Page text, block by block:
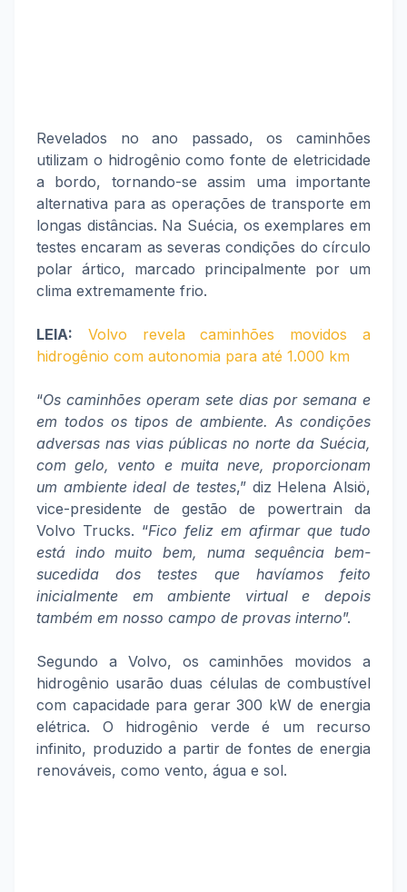
Revelados no ano passado, os caminhões
utilizam o hidrogênio como fonte de eletricidade
a bordo, tornando-se assim uma importante
alternativa para as operações de transporte em
longas distâncias. Na Suécia, os exemplares em
testes encaram as severas condições do círculo
polar ártico, marcado principalmente por um
clima extremamente frio.
LEIA:
Volvo revela caminhões movidos a
hidrogênio com autonomia para até 1.000 km
“Os caminhões operam sete dias por semana e
em todos os tipos de ambiente. As condições
adversas nas vias públicas no norte da Suécia,
com gelo, vento e muita neve, proporcionam
um ambiente ideal de testes,” diz Helena Alsiö,
vice-presidente de gestão de powertrain da
Volvo Trucks. “Fico feliz em afirmar que tudo
está indo muito bem, numa sequência bem-
sucedida dos testes que havíamos feito
inicialmente em ambiente virtual e depois
também em nosso campo de provas interno”.
Segundo a Volvo, os caminhões movidos a
hidrogênio usarão duas células de combustível
com capacidade para gerar 300 kW de energia
elétrica. O hidrogênio verde é um recurso
infinito, produzido a partir de fontes de energia
renováveis, como vento, água e sol.